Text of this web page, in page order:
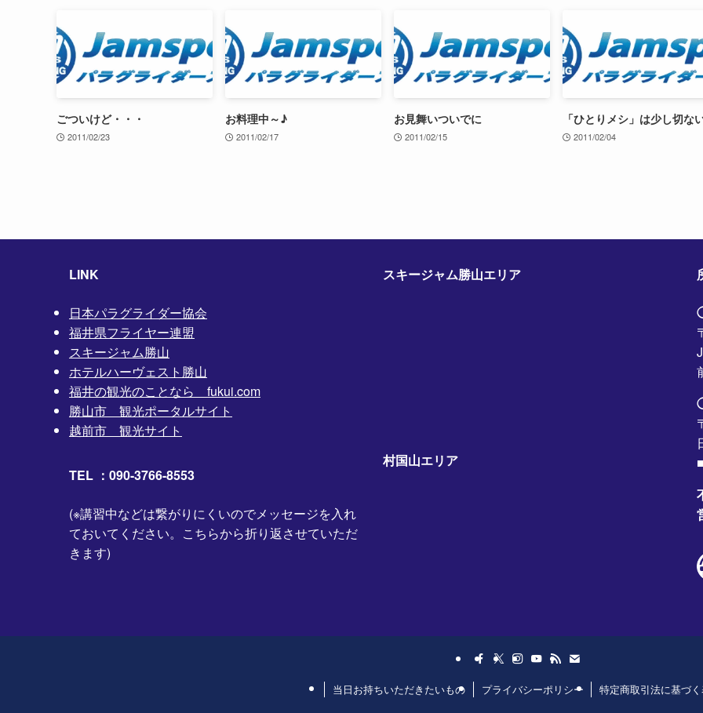
ごついけど・・・
2011/02/23
お料理中～♪
2011/02/17
お見舞いついでに
2011/02/15
「ひとりメシ」は少し切な
2011/02/04
LINK
日本パラグライダー協会
福井県フライヤー連盟
スキージャム勝山
ホテルハーヴェスト勝山
福井の観光のことなら fukui.com
勝山市 観光ポータルサイト
越前市 観光サイト
TEL ：090-3766-8553
(※講習中などは繋がりにくいのでメッセージを入れ
ておいてください。こちらから折り返させていただ
きます)
スキージャム勝山エリア
村国山エリア
当日お持ちいただきたいもの プライバシーポリシー 特定商取引法に基づ